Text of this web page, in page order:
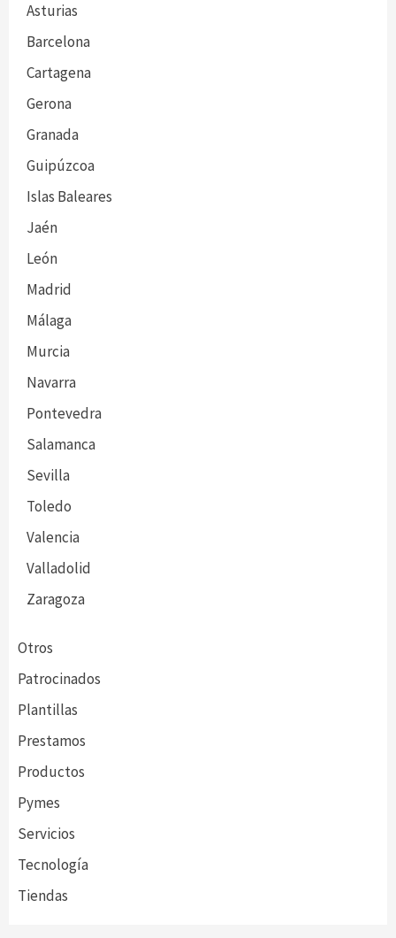
Asturias
Barcelona
Cartagena
Gerona
Granada
Guipúzcoa
Islas Baleares
Jaén
León
Madrid
Málaga
Murcia
Navarra
Pontevedra
Salamanca
Sevilla
Toledo
Valencia
Valladolid
Zaragoza
Otros
Patrocinados
Plantillas
Prestamos
Productos
Pymes
Servicios
Tecnología
Tiendas